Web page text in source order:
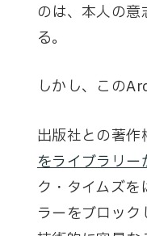
のは、本人の
る。
しかし、この
出版社との著
をライブラリ
ク・タイムズ
ラーをブロッ